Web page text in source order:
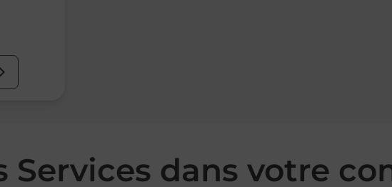
Services dans votre